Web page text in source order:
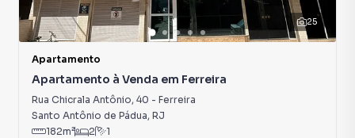
25
Apartamento
Apartamento à Venda em Ferreira
Rua Chicrala Antônio, 40 - Ferreira
Santo Antônio de Pádua, RJ
182m² 2 1